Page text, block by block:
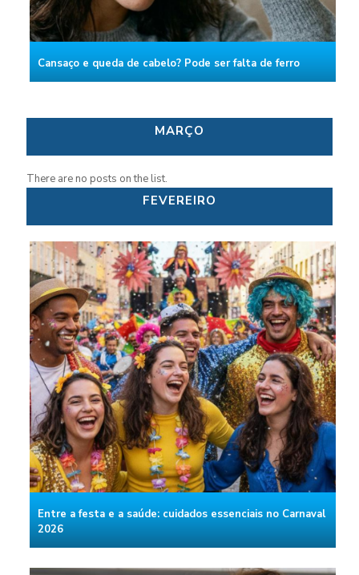
Cansaço e queda de cabelo? Pode ser falta de ferro
MARÇO
There are no posts on the list.
FEVEREIRO
Entre a festa e a saúde: cuidados essenciais no Carnaval
2026